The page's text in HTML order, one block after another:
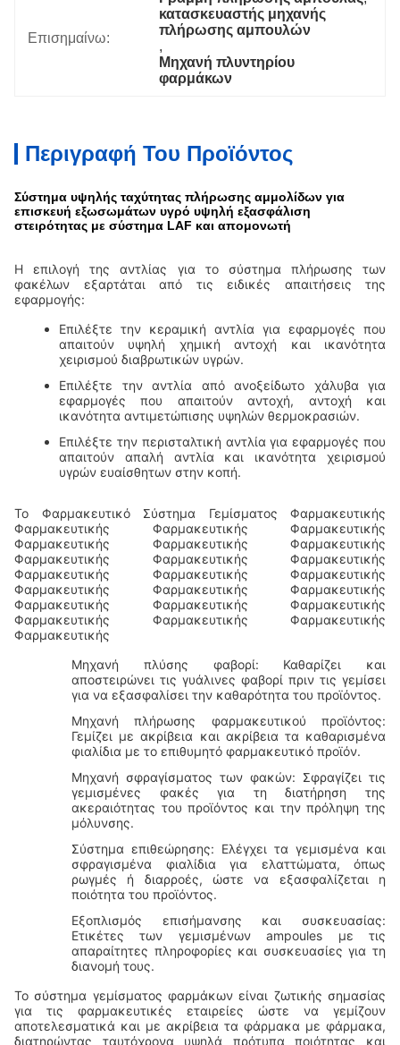
Επισημαίνω:
κατασκευαστής μηχανής
πλήρωσης αμπουλών
,
Μηχανή πλυντηρίου
φαρμάκων
Περιγραφή Του Προϊόντος
Σύστημα υψηλής ταχύτητας πλήρωσης αμμολίδων για
επισκευή εξωσωμάτων υγρό υψηλή εξασφάλιση
στειρότητας με σύστημα LAF και απομονωτή
Η επιλογή της αντλίας για το σύστημα πλήρωσης των
φακέλων εξαρτάται από τις ειδικές απαιτήσεις της
εφαρμογής:
Επιλέξτε την κεραμική αντλία για εφαρμογές που
απαιτούν υψηλή χημική αντοχή και ικανότητα
χειρισμού διαβρωτικών υγρών.
Επιλέξτε την αντλία από ανοξείδωτο χάλυβα για
εφαρμογές που απαιτούν αντοχή, αντοχή και
ικανότητα αντιμετώπισης υψηλών θερμοκρασιών.
Επιλέξτε την περισταλτική αντλία για εφαρμογές που
απαιτούν απαλή αντλία και ικανότητα χειρισμού
υγρών ευαίσθητων στην κοπή.
Το Φαρμακευτικό Σύστημα Γεμίσματος Φαρμακευτικής
Φαρμακευτικής Φαρμακευτικής Φαρμακευτικής
Φαρμακευτικής Φαρμακευτικής Φαρμακευτικής
Φαρμακευτικής Φαρμακευτικής Φαρμακευτικής
Φαρμακευτικής Φαρμακευτικής Φαρμακευτικής
Φαρμακευτικής Φαρμακευτικής Φαρμακευτικής
Φαρμακευτικής Φαρμακευτικής Φαρμακευτικής
Φαρμακευτικής Φαρμακευτικής Φαρμακευτικής
Φαρμακευτικής
Μηχανή πλύσης φαβορί: Καθαρίζει και
αποστειρώνει τις γυάλινες φαβορί πριν τις γεμίσει
για να εξασφαλίσει την καθαρότητα του προϊόντος.
Μηχανή πλήρωσης φαρμακευτικού προϊόντος:
Γεμίζει με ακρίβεια και ακρίβεια τα καθαρισμένα
φιαλίδια με το επιθυμητό φαρμακευτικό προϊόν.
Μηχανή σφραγίσματος των φακών: Σφραγίζει τις
γεμισμένες φακές για τη διατήρηση της
ακεραιότητας του προϊόντος και την πρόληψη της
μόλυνσης.
Σύστημα επιθεώρησης: Ελέγχει τα γεμισμένα και
σφραγισμένα φιαλίδια για ελαττώματα, όπως
ρωγμές ή διαρροές, ώστε να εξασφαλίζεται η
ποιότητα του προϊόντος.
Εξοπλισμός επισήμανσης και συσκευασίας:
Ετικέτες των γεμισμένων ampoules με τις
απαραίτητες πληροφορίες και συσκευασίες για τη
διανομή τους.
Το σύστημα γεμίσματος φαρμάκων είναι ζωτικής σημασίας
για τις φαρμακευτικές εταιρείες ώστε να γεμίζουν
αποτελεσματικά και με ακρίβεια τα φάρμακα με φάρμακα,
διατηρώντας ταυτόχρονα υψηλά πρότυπα ποιότητας και